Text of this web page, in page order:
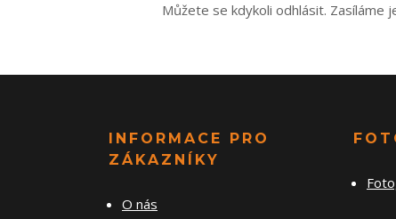
Můžete se kdykoli odhlásit. Zasíláme
INFORMACE PRO
ZÁKAZNÍKY
O nás